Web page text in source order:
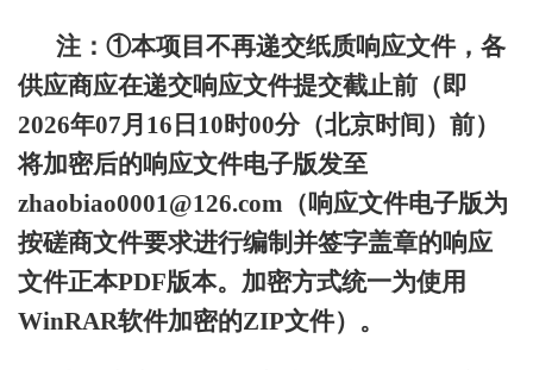
注：①本项目不再递交纸质响应文件，各
供应商应在递交响应文件提交截止前（即
2026年07月16日10时00分（北京时间）前）
将加密后的响应文件电子版发至
zhaobiao0001@126.com（响应文件电子版为
按磋商文件要求进行编制并签字盖章的响应
文件正本PDF版本。加密方式统一为使用
WinRAR软件加密的ZIP文件）。